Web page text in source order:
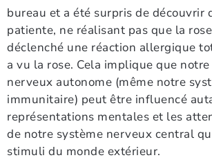
bureau et a été surpris de découvrir
patiente, ne réalisant pas que la
déclenché une réaction allergique
a vu la rose. Cela implique que
nerveux autonome (même notre
immunitaire) peut être influencé
représentations mentales et les
de notre système nerveux central
stimuli du monde extérieur.